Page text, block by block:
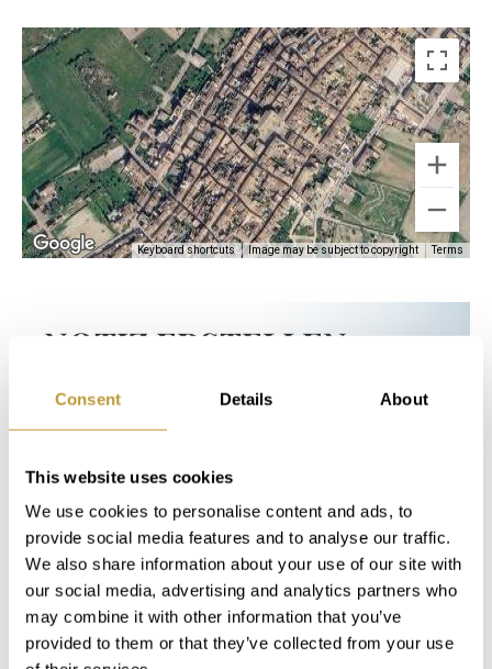
Consent Details About
This website uses cookies
We use cookies to personalise content and ads, to
provide social media features and to analyse our traffic.
We also share information about your use of our site with
our social media, advertising and analytics partners who
may combine it with other information that you’ve
provided to them or that they’ve collected from your use
Keyboard shortcuts Image may be subject to copyright Terms
NOTIZ ERSTELLEN
In unserem Servicebereich "My Luxury
Registrierung auf unserer Website sofort
zusätzliche Informationen und Funktionen
zur Verfügung.
Login